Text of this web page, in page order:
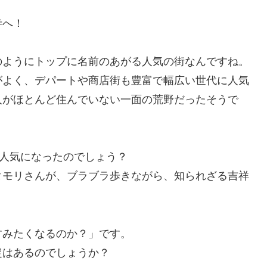
！
うにトップに名前のあがる人気の街なんですね。
く、デパートや商店街も豊富で幅広い世代に人気
ほとんど住んでいない一面の荒野だったそうで
気になったのでしょう？
リさんが、ブラブラ歩きながら、知られざる吉祥
たくなるのか？」です。
あるのでしょうか？